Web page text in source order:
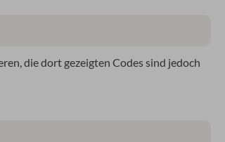
die dort gezeigten Codes sind jedoch